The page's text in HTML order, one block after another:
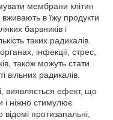
мембрани клітин
в їжу продукти
барвників і
таких радикалів.
інфекції, стрес,
також можуть стати
вільних радикалів.
виявляється ефект, що
і ніжно стимулює
протизапальні,